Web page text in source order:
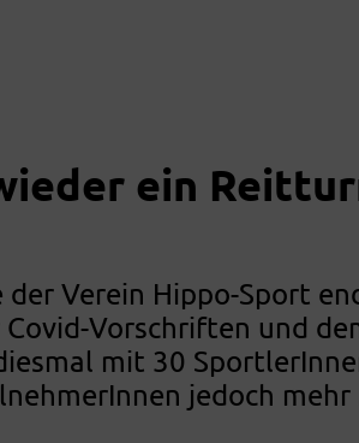
ein
Verein Hippo-Sport
Vorschriften und
mit 30
jedoch